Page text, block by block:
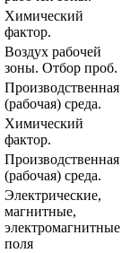
Химический
фактор.
Воздух рабочей
зоны. Отбор проб.
Производственная
(рабочая) среда.
Химический
фактор.
Производственная
(рабочая) среда.
Электрические,
магнитные,
электромагнитные
поля